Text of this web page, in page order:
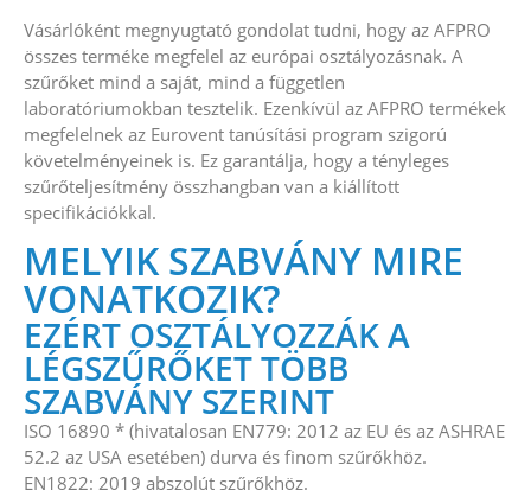
Vásárlóként megnyugtató gondolat tudni, hogy az AFPRO
összes terméke megfelel az európai osztályozásnak. A
szűrőket mind a saját, mind a független
laboratóriumokban tesztelik. Ezenkívül az AFPRO termékek
megfelelnek az Eurovent tanúsítási program szigorú
követelményeinek is. Ez garantálja, hogy a tényleges
szűrőteljesítmény összhangban van a kiállított
specifikációkkal.
MELYIK SZABVÁNY MIRE
VONATKOZIK?
EZÉRT OSZTÁLYOZZÁK A
LÉGSZŰRŐKET TÖBB
SZABVÁNY SZERINT
ISO 16890 * (hivatalosan EN779: 2012 az EU és az ASHRAE
52.2 az USA esetében) durva és finom szűrőkhöz.
EN1822: 2019 abszolút szűrőkhöz.